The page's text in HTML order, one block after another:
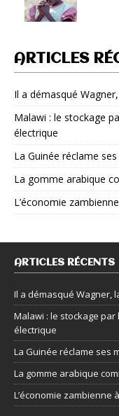
ARTICLES
Il a démasqué
Malawi : le stockage
électrique
La Guinée réclame
La gomme arabique
L’économie
ARTICLES RÉCENTS
Il a démasqué Wagner,
Malawi : le stockage
électrique
La Guinée réclame ses
La gomme arabique
L’économie zambienne